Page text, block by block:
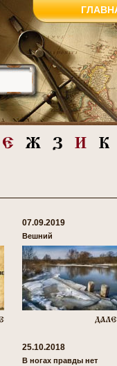
07.09.2019
Вешний
25.10.2018
В ногах правды нет